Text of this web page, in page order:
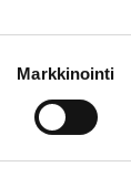
Markkinointi